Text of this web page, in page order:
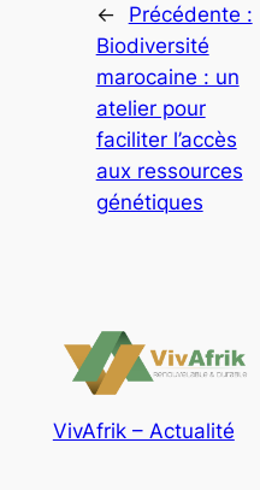
←
Précédente :
Biodiversité
marocaine : un
atelier pour
faciliter l’accès
aux ressources
génétiques
VivAfrik – Actualité